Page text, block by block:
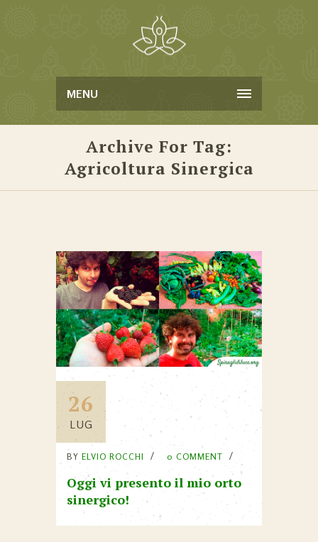
MENU
Archive For Tag:
Agricoltura Sinergica
26
LUG
BY ELVIO ROCCHI 0 COMMENT
Oggi vi presento il mio orto
sinergico!